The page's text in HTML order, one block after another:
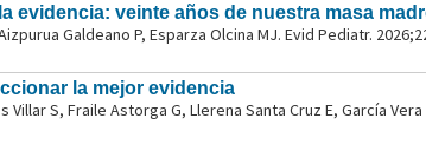
evidencia: veinte años de nuestra masa
Galdeano P, Esparza Olcina MJ. Evid Pediatr.
la mejor evidencia
S, Fraile Astorga G, Llerena Santa Cruz E, García